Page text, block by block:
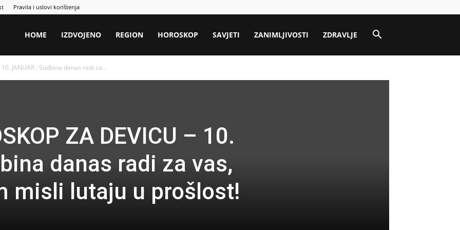
Pravila i uslovi korištenja
HOME IZDVOJENO REGION HOROSKOP SAVJETI ZANIMLJIVOSTI ZDRAVLJE
10. JANUAR : Sudbina danas radi za...
ZA DEVICU – 10.
danas radi za vas,
misli lutaju u prošlost!